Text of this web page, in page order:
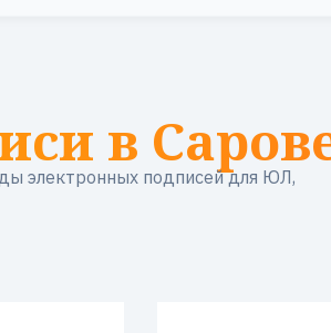
в
электронных подписей для ЮЛ,